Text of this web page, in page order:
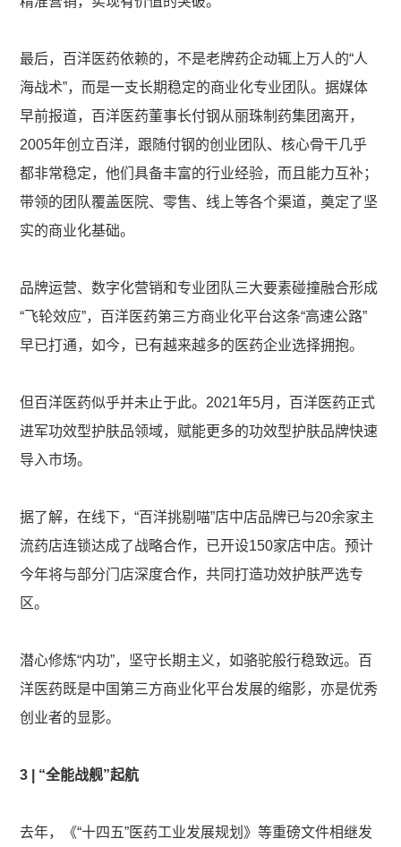
最后，百洋医药依赖的，不是老牌药企动辄上万人的“人
海战术”，而是一支长期稳定的商业化专业团队。据媒体
早前报道，百洋医药董事长付钢从丽珠制药集团离开，
2005年创立百洋，跟随付钢的创业团队、核心骨干几乎
都非常稳定，他们具备丰富的行业经验，而且能力互补；
带领的团队覆盖医院、零售、线上等各个渠道，奠定了坚
实的商业化基础。
品牌运营、数字化营销和专业团队三大要素碰撞融合形成
“飞轮效应”，百洋医药第三方商业化平台这条“高速公路”
早已打通，如今，已有越来越多的医药企业选择拥抱。
但百洋医药似乎并未止于此。2021年5月，百洋医药正式
进军功效型护肤品领域，赋能更多的功效型护肤品牌快速
导入市场。
据了解，在线下，“百洋挑剔喵”店中店品牌已与20余家主
流药店连锁达成了战略合作，已开设150家店中店。预计
今年将与部分门店深度合作，共同打造功效护肤严选专
区。
潜心修炼“内功”，坚守长期主义，如骆驼般行稳致远。百
洋医药既是中国第三方商业化平台发展的缩影，亦是优秀
创业者的显影。
3 | “全能战舰”起航
去年，《“十四五”医药工业发展规划》等重磅文件相继发